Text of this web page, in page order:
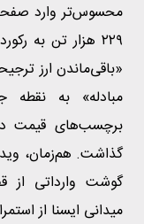
۲۲۹ هزار تن به
«باقی‌ماندن ارز
مبادله» به
برچسب‌های قیمت
گذاشت. هم‌زمان،
گوشت وارداتی
میدانی ایسنا از